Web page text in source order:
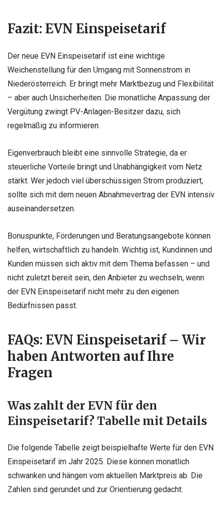
Fazit: EVN Einspeisetarif
Der neue EVN Einspeisetarif ist eine wichtige
Weichenstellung für den Umgang mit Sonnenstrom in
Niederösterreich. Er bringt mehr Marktbezug und Flexibilität
– aber auch Unsicherheiten. Die monatliche Anpassung der
Vergütung zwingt PV-Anlagen-Besitzer dazu, sich
regelmäßig zu informieren.
Eigenverbrauch bleibt eine sinnvolle Strategie, da er
steuerliche Vorteile bringt und Unabhängigkeit vom Netz
stärkt. Wer jedoch viel überschüssigen Strom produziert,
sollte sich mit dem neuen Abnahmevertrag der EVN intensiv
auseinandersetzen.
Bonuspunkte, Förderungen und Beratungsangebote können
helfen, wirtschaftlich zu handeln. Wichtig ist, Kundinnen und
Kunden müssen sich aktiv mit dem Thema befassen – und
nicht zuletzt bereit sein, den Anbieter zu wechseln, wenn
der EVN Einspeisetarif nicht mehr zu den eigenen
Bedürfnissen passt.
FAQs: EVN Einspeisetarif – Wir
haben Antworten auf Ihre
Fragen
Was zahlt der EVN für den
Einspeisetarif? Tabelle mit Details
Die folgende Tabelle zeigt beispielhafte Werte für den EVN
Einspeisetarif im Jahr 2025. Diese können monatlich
schwanken und hängen vom aktuellen Marktpreis ab. Die
Zahlen sind gerundet und zur Orientierung gedacht: